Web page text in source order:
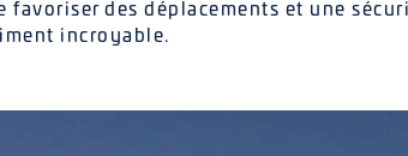
favoriser des déplacements et une
incroyable.